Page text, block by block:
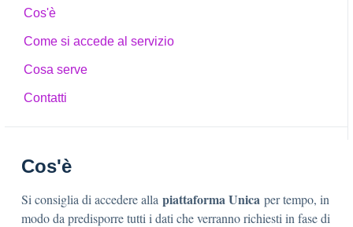
Cos'è
Come si accede al servizio
Cosa serve
Contatti
Cos'è
Si consiglia di accedere alla piattaforma Unica per tempo, in
modo da predisporre tutti i dati che verranno richiesti in fase di